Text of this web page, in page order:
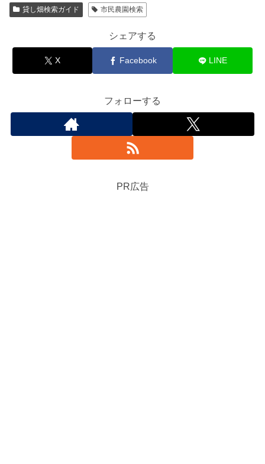
貸し畑検索ガイド 市民農園検索
シェアする
X Facebook LINE
フォローする
PR広告